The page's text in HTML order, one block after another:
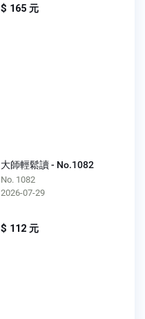
$ 165 元
大師輕鬆讀 - No.1082
No. 1082
2026-07-29
$ 112 元